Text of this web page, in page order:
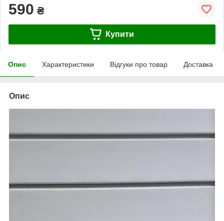
590 ₴
Купити
Опис Характеристики Відгуки про товар Доставка
Опис